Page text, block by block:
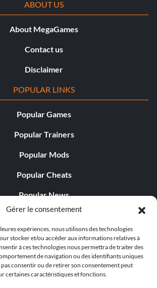
Gérer le consentement
expériences, nous utilisons des technologies
stocker et/ou accéder aux informations relatives à
à ces technologies nous permettra de traiter des
de navigation ou des identifiants uniques
pas consentir ou de retirer son consentement peut
certaines caractéristiques et fonctions.
ABOUT US
About MegaGames
Contact us
Disclaimer
POPULAR LINKS
Popular Games
Popular Trainers
Popular Mods
Popular Cheats
Popular News
Popular Editorials
Popular Free Games
LATEST UPDATES